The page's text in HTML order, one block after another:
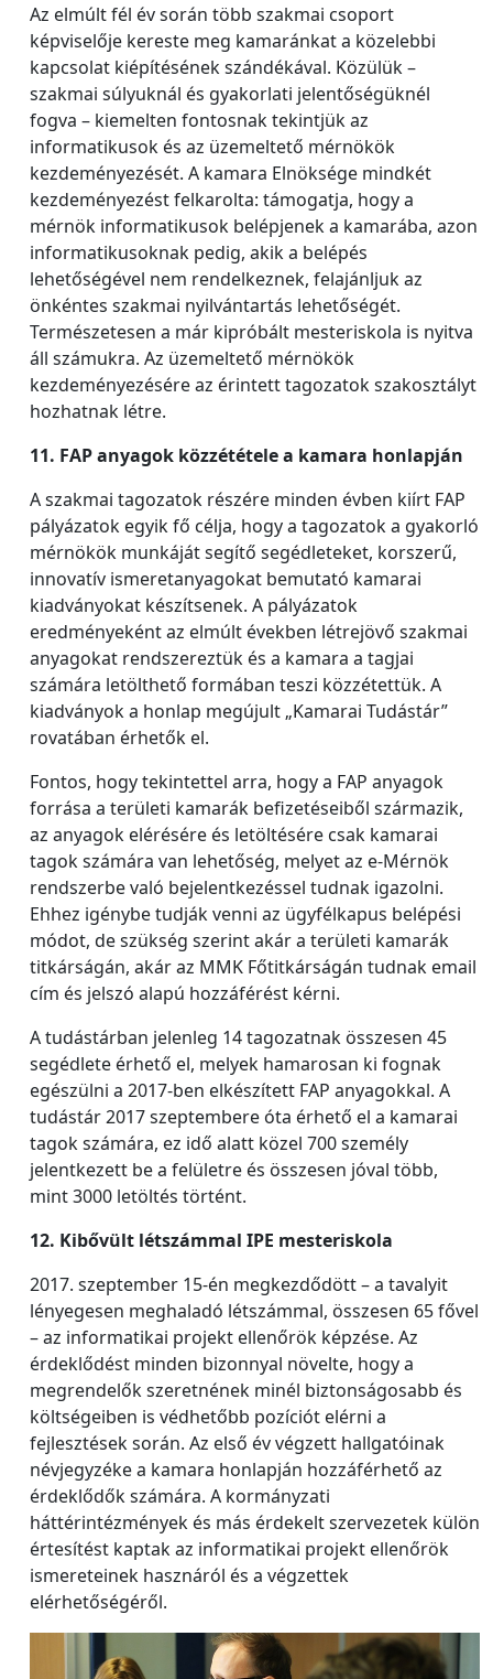
Az elmúlt fél év során több szakmai csoport
képviselője kereste meg kamaránkat a közelebbi
kapcsolat kiépítésének szándékával. Közülük –
szakmai súlyuknál és gyakorlati jelentőségüknél
fogva – kiemelten fontosnak tekintjük az
informatikusok és az üzemeltető mérnökök
kezdeményezését. A kamara Elnöksége mindkét
kezdeményezést felkarolta: támogatja, hogy a
mérnök informatikusok belépjenek a kamarába, azon
informatikusoknak pedig, akik a belépés
lehetőségével nem rendelkeznek, felajánljuk az
önkéntes szakmai nyilvántartás lehetőségét.
Természetesen a már kipróbált mesteriskola is nyitva
áll számukra. Az üzemeltető mérnökök
kezdeményezésére az érintett tagozatok szakosztályt
hozhatnak létre.
11. FAP anyagok közzététele a kamara honlapján
A szakmai tagozatok részére minden évben kiírt FAP
pályázatok egyik fő célja, hogy a tagozatok a gyakorló
mérnökök munkáját segítő segédleteket, korszerű,
innovatív ismeretanyagokat bemutató kamarai
kiadványokat készítsenek. A pályázatok
eredményeként az elmúlt években létrejövő szakmai
anyagokat rendszereztük és a kamara a tagjai
számára letölthető formában teszi közzétettük. A
kiadványok a honlap megújult „Kamarai Tudástár”
rovatában érhetők el.
Fontos, hogy tekintettel arra, hogy a FAP anyagok
forrása a területi kamarák befizetéseiből származik,
az anyagok elérésére és letöltésére csak kamarai
tagok számára van lehetőség, melyet az e-Mérnök
rendszerbe való bejelentkezéssel tudnak igazolni.
Ehhez igénybe tudják venni az ügyfélkapus belépési
módot, de szükség szerint akár a területi kamarák
titkárságán, akár az MMK Főtitkárságán tudnak email
cím és jelszó alapú hozzáférést kérni.
A tudástárban jelenleg 14 tagozatnak összesen 45
segédlete érhető el, melyek hamarosan ki fognak
egészülni a 2017-ben elkészített FAP anyagokkal. A
tudástár 2017 szeptembere óta érhető el a kamarai
tagok számára, ez idő alatt közel 700 személy
jelentkezett be a felületre és összesen jóval több,
mint 3000 letöltés történt.
12. Kibővült létszámmal IPE mesteriskola
2017. szeptember 15-én megkezdődött – a tavalyit
lényegesen meghaladó létszámmal, összesen 65 fővel
– az informatikai projekt ellenőrök képzése. Az
érdeklődést minden bizonnyal növelte, hogy a
megrendelők szeretnének minél biztonságosabb és
költségeiben is védhetőbb pozíciót elérni a
fejlesztések során. Az első év végzett hallgatóinak
névjegyzéke a kamara honlapján hozzáférhető az
érdeklődők számára. A kormányzati
háttérintézmények és más érdekelt szervezetek külön
értesítést kaptak az informatikai projekt ellenőrök
ismereteinek hasznáról és a végzettek
elérhetőségéről.